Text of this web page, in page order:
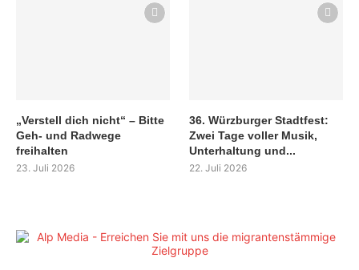
„Verstell dich nicht“ – Bitte
Geh- und Radwege
freihalten
23. Juli 2026
36. Würzburger Stadtfest:
Zwei Tage voller Musik,
Unterhaltung und...
22. Juli 2026